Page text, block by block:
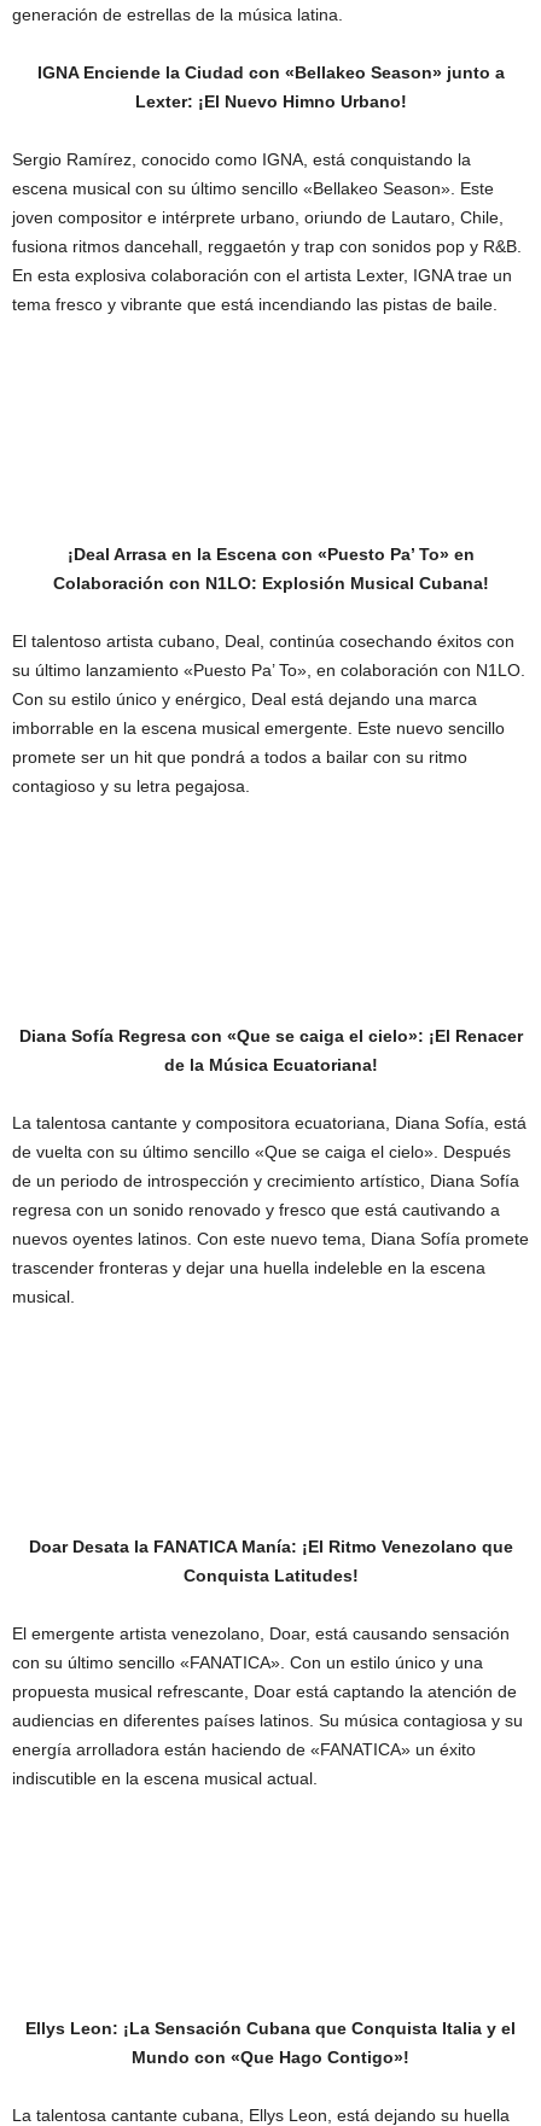
generación de estrellas de la música latina.
IGNA Enciende la Ciudad con «Bellakeo Season» junto a
Lexter: ¡El Nuevo Himno Urbano!
Sergio Ramírez, conocido como IGNA, está conquistando la
escena musical con su último sencillo «Bellakeo Season». Este
joven compositor e intérprete urbano, oriundo de Lautaro, Chile,
fusiona ritmos dancehall, reggaetón y trap con sonidos pop y R&B.
En esta explosiva colaboración con el artista Lexter, IGNA trae un
tema fresco y vibrante que está incendiando las pistas de baile.
¡Deal Arrasa en la Escena con «Puesto Pa’ To» en
Colaboración con N1LO: Explosión Musical Cubana!
El talentoso artista cubano, Deal, continúa cosechando éxitos con
su último lanzamiento «Puesto Pa’ To», en colaboración con N1LO.
Con su estilo único y enérgico, Deal está dejando una marca
imborrable en la escena musical emergente. Este nuevo sencillo
promete ser un hit que pondrá a todos a bailar con su ritmo
contagioso y su letra pegajosa.
Diana Sofía Regresa con «Que se caiga el cielo»: ¡El Renacer
de la Música Ecuatoriana!
La talentosa cantante y compositora ecuatoriana, Diana Sofía, está
de vuelta con su último sencillo «Que se caiga el cielo». Después
de un periodo de introspección y crecimiento artístico, Diana Sofía
regresa con un sonido renovado y fresco que está cautivando a
nuevos oyentes latinos. Con este nuevo tema, Diana Sofía promete
trascender fronteras y dejar una huella indeleble en la escena
musical.
Doar Desata la FANATICA Manía: ¡El Ritmo Venezolano que
Conquista Latitudes!
El emergente artista venezolano, Doar, está causando sensación
con su último sencillo «FANATICA». Con un estilo único y una
propuesta musical refrescante, Doar está captando la atención de
audiencias en diferentes países latinos. Su música contagiosa y su
energía arrolladora están haciendo de «FANATICA» un éxito
indiscutible en la escena musical actual.
Ellys Leon: ¡La Sensación Cubana que Conquista Italia y el
Mundo con «Que Hago Contigo»!
La talentosa cantante cubana, Ellys Leon, está dejando su huella